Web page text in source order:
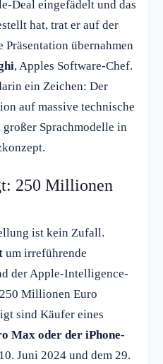
Deal eingefädelt und das
hat, trat er auf der
übernahmen
, Apples Software-Chef.
ein Zeichen: Der
auf massive technische
Sprachmodelle in
250 Millionen
ist kein Zufall.
um irreführende
der Apple-Intelligence-
Millionen Euro
sind Käufer eines
Max oder der iPhone-
Juni 2024 und dem 29.